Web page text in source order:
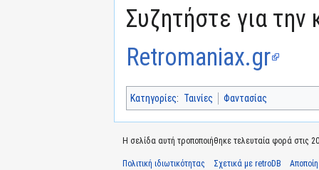
Συζητήστε για την
Retromaniax.gr
Κατηγορίες: Ταινίες Φαντασίας
Η σελίδα αυτή τροποποιήθηκε τελευταία φορά στις 20
Πολιτική ιδιωτικότητας Σχετικά με retroDB